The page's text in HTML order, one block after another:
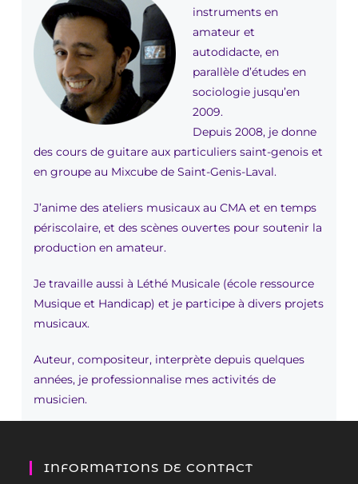
instruments en
amateur et
autodidacte, en
parallèle d’études en
sociologie jusqu’en
2009.
Depuis 2008, je donne
des cours de guitare aux particuliers saint-genois et
en groupe au Mixcube de Saint-Genis-Laval.
J’anime des ateliers musicaux au CMA et en temps
périscolaire, et des scènes ouvertes pour soutenir la
production en amateur.
Je travaille aussi à Léthé Musicale (école ressource
Musique et Handicap) et je participe à divers projets
musicaux.
Auteur, compositeur, interprète depuis quelques
années, je professionnalise mes activités de
musicien.
INFORMATIONS DE CONTACT